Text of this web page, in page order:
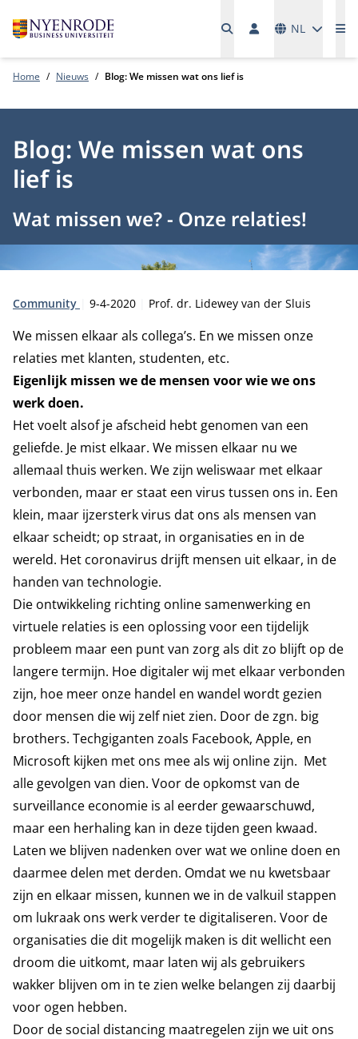
NL
Home Nieuws Blog: We missen wat ons lief is
Blog: We missen wat ons
lief is
Wat missen we? - Onze relaties!
Type:
Community Publicatiedatum:
9-4-2020 Auteur:
Prof. dr. Lidewey van der Sluis
We missen elkaar als collega’s. En we missen onze
relaties met klanten, studenten, etc.
Eigenlijk missen we de mensen voor wie we ons
werk doen.
Het voelt alsof je afscheid hebt genomen van een
geliefde. Je mist elkaar. We missen elkaar nu we
allemaal thuis werken. We zijn weliswaar met elkaar
verbonden, maar er staat een virus tussen ons in. Een
klein, maar ijzersterk virus dat ons als mensen van
elkaar scheidt; op straat, in organisaties en in de
wereld. Het coronavirus drijft mensen uit elkaar, in de
handen van technologie.
Die ontwikkeling richting online samenwerking en
virtuele relaties is een oplossing voor een tijdelijk
probleem maar een punt van zorg als dit zo blijft op de
langere termijn. Hoe digitaler wij met elkaar verbonden
zijn, hoe meer onze handel en wandel wordt gezien
door mensen die wij zelf niet zien. Door de zgn. big
brothers. Techgiganten zoals Facebook, Apple, en
Microsoft kijken met ons mee als wij online zijn. Met
alle gevolgen van dien. Voor de opkomst van de
surveillance economie is al eerder gewaarschuwd,
maar een herhaling kan in deze tijden geen kwaad.
Laten we blijven nadenken over wat we online doen en
daarmee delen met derden. Omdat we nu kwetsbaar
zijn en elkaar missen, kunnen we in de valkuil stappen
om lukraak ons werk verder te digitaliseren. Voor de
organisaties die dit mogelijk maken is dit wellicht een
droom die uitkomt, maar laten wij als gebruikers
wakker blijven om in te zien welke belangen zij daarbij
voor ogen hebben.
Door de social distancing maatregelen zijn we uit ons